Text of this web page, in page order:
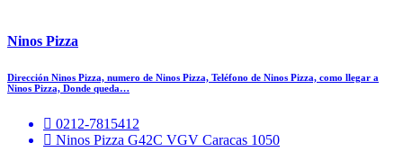
Ninos Pizza
Dirección Ninos Pizza, numero de Ninos Pizza, Teléfono de Ninos Pizza, como llegar a
Ninos Pizza, Donde queda…
0212-7815412
Ninos Pizza G42C VGV Caracas 1050